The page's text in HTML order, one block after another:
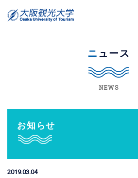
ニュース
NEWS
お知らせ
2019.03.04